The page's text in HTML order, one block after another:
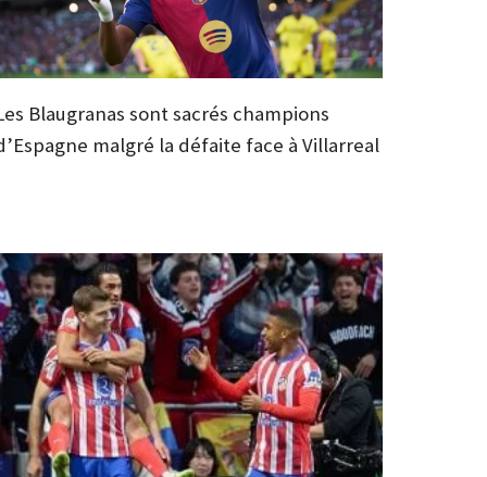
Blaugranas sont sacrés champions
malgré la défaite face à Villarreal